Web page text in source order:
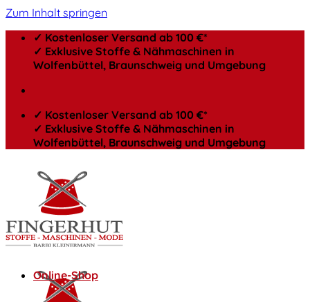
Zum Inhalt springen
✓ Kostenloser Versand ab 100 €*
✓ Exklusive Stoffe & Nähmaschinen in
Wolfenbüttel, Braunschweig und Umgebung
✓ Kostenloser Versand ab 100 €*
✓ Exklusive Stoffe & Nähmaschinen in
Wolfenbüttel, Braunschweig und Umgebung
Online-Shop